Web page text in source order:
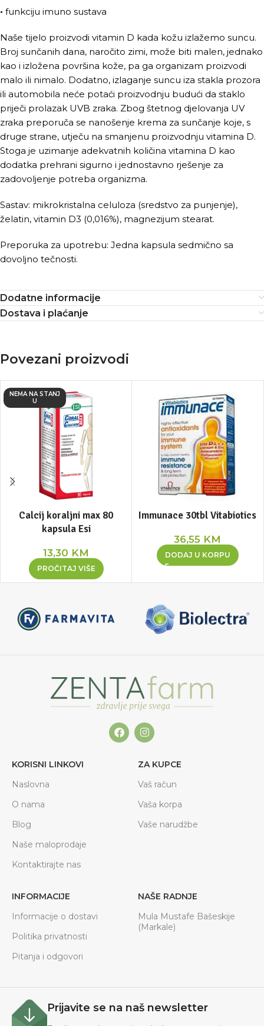
• funkciju imuno sustava
Naše tijelo proizvodi vitamin D kada kožu izlažemo suncu.
Broj sunčanih dana, naročito zimi, može biti malen, jednako
kao i izložena površina kože, pa ga organizam proizvodi
malo ili nimalo. Dodatno, izlaganje suncu iza stakla prozora
ili automobila neće potaći proizvodnju budući da staklo
priječi prolazak UVB zraka. Zbog štetnog djelovanja UV
zraka preporuča se nanošenje krema za sunčanje koje, s
druge strane, utječu na smanjenu proizvodnju vitamina D.
Stoga je uzimanje adekvatnih količina vitamina D kao
dodatka prehrani sigurno i jednostavno rješenje za
zadovoljenje potreba organizma.
Sastav: mikrokristalna celuloza (sredstvo za punjenje),
želatin, vitamin D3 (0,016%), magnezijum stearat.
Preporuka za upotrebu: Jedna kapsula sedmično sa
dovoljno tečnosti.
Dodatne informacije
Dostava i plaćanje
Povezani proizvodi
NEMA NA STANJ
U
Calcij koraljni max 80
kapsula Esi
13,30 KM
PROČITAJ VIŠE
Immunace 30tbl Vitabiotics
36,55 KM
DODAJ U KORPU
KORISNI LINKOVI
Naslovna
O nama
Blog
Naše maloprodaje
Kontaktirajte nas
ZA KUPCE
Vaš račun
Vaša korpa
Vaše narudžbe
INFORMACIJE
Informacije o dostavi
Politika privatnosti
Pitanja i odgovori
NAŠE RADNJE
Mula Mustafe Bašeskije
(Markale)
Prijavite se na naš newsletter